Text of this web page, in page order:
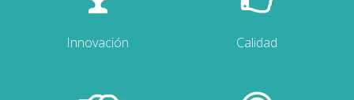
Innovación Calidad